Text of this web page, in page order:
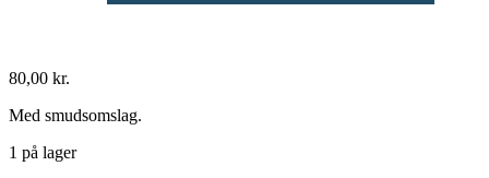
80,00 kr.
Med smudsomslag.
1 på lager